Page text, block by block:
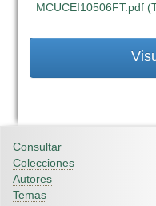
MCUCEI10506FT.pdf
Consultar
Colecciones
Autores
Temas